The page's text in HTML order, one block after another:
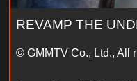
REVAMP THE
© GMMTV Co., Ltd., All